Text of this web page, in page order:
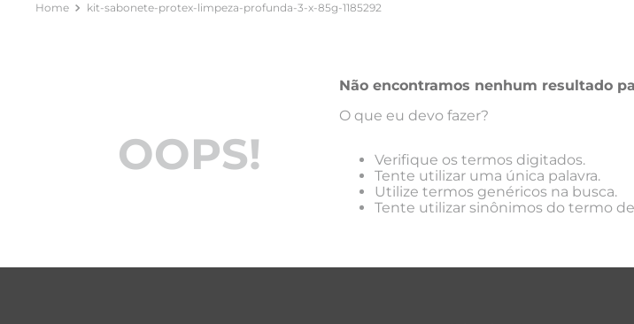
kit-sabonete-protex-limpeza-profunda-3-x-85g-1185292
OOPS!
Não encontramos nenhum resultado
O que eu devo fazer?
Verifique os termos digitados.
Tente utilizar uma única palavra.
Utilize termos genéricos na busca.
Tente utilizar sinônimos do termo
7º
leite
8º
biscoito